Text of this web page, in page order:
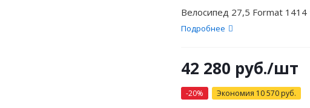
Велосипед 27,5 Format
Подробнее
42 280 руб./шт
-20% Экономия 10 570 руб.